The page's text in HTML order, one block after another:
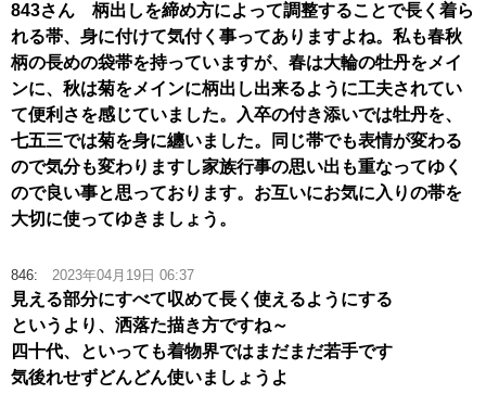
843さん 柄出しを締め方によって調整することで長く着ら
れる帯、身に付けて気付く事ってありますよね。私も春秋
柄の長めの袋帯を持っていますが、春は大輪の牡丹をメイ
ンに、秋は菊をメインに柄出し出来るように工夫されてい
て便利さを感じていました。入卒の付き添いでは牡丹を、
七五三では菊を身に纏いました。同じ帯でも表情が変わる
ので気分も変わりますし家族行事の思い出も重なってゆく
ので良い事と思っております。お互いにお気に入りの帯を
大切に使ってゆきましょう。
846: 2023年04月19日 06:37
見える部分にすべて収めて長く使えるようにする
というより、洒落た描き方ですね～
四十代、といっても着物界ではまだまだ若手です
気後れせずどんどん使いましょうよ